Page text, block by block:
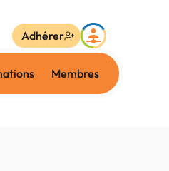
Membres
Adhérer